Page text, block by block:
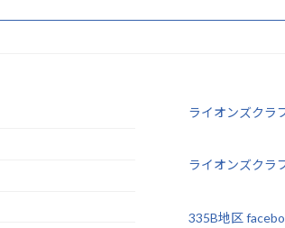
ライオンズクラ
ライオンズクラ
335B地区